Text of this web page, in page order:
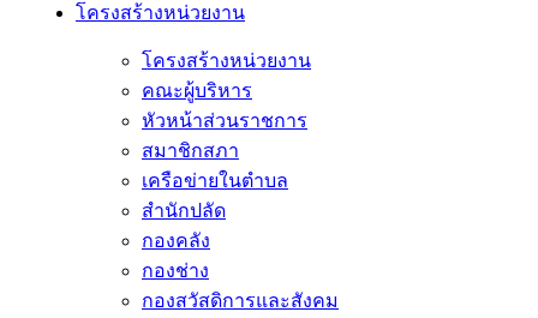
โครงสร้างหน่วยงาน
โครงสร้างหน่วยงาน
คณะผู้บริหาร
หัวหน้าส่วนราชการ
สมาชิกสภา
เครือข่ายในตำบล
สำนักปลัด
กองคลัง
กองช่าง
กองสวัสดิการและสังคม